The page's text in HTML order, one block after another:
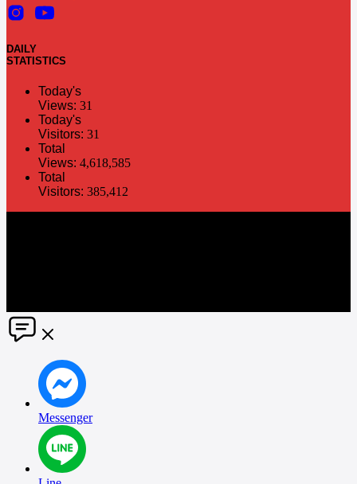
DAILY
STATISTICS
Today's
Views: 31
Today's
Visitors: 31
Total
Views: 4,618,585
Total
Visitors: 385,412
Messenger